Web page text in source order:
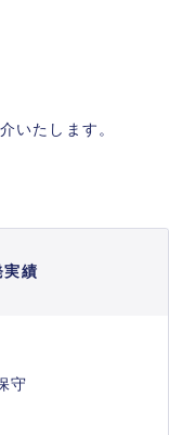
いたします。
実績
守